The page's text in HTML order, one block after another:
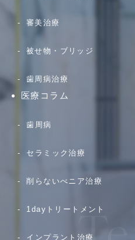
審美治療
被せ物・ブリッジ
歯周病治療
医療コラム
歯周病
セラミック治療
削らないべニア治療
1dayトリートメント
インプラント治療